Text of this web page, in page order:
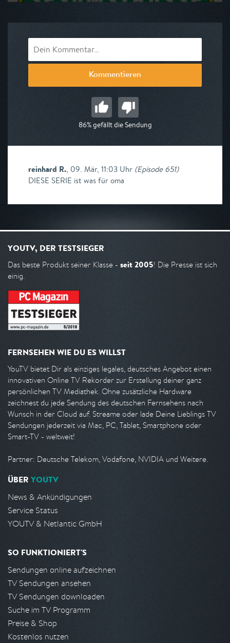
Ausgestrahlt von NDR
Kommentieren
86% gefällt die Sendung
reinhard R., 09. Mär, 11:03 Uhr (Episode 651)
DIESE SERIE ist was für oma
YOUTV, DER TESTSIEGER
Das beste Produkt seiner Klasse - seit 2005! Die Presse ist sich
einig.
FERNSEHEN WIE DU ES WILLST
YouTV bietet Dir als einziges legales, deutsches Angebot einen
innovativen Online TV Rekorder zur Erstellung deiner ganz
persönlichen TV Mediathek. Ohne zusätzliche Hardware
zeichnest du jede Sendung des deutschen Fernsehens nach
Wunsch in der Cloud auf. Streame oder lade Deine Lieblings TV
Sendungen jederzeit via Mac, PC, Tablet, Smartphone oder
Smart-TV - weltweit!
Partner: Deutsche Telekom, Vodafone, NVIDIA und Weitere.
ÜBER YOUTV
News & Ankündigungen
Service Status
YOUTV & Netlantic GmbH
SO FUNKTIONIERT'S
Sendungen online aufzeichnen
TV Sendungen ansehen
TV Sendungen downloaden
Suche im TV Programm
Preise & Shop
Kostenlos nutzen